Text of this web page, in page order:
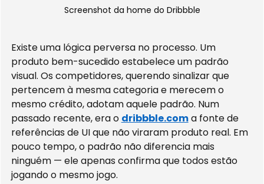
Screenshot da home do Dribbble
Existe uma lógica perversa no processo. Um
produto bem-sucedido estabelece um padrão
visual. Os competidores, querendo sinalizar que
pertencem à mesma categoria e merecem o
mesmo crédito, adotam aquele padrão. Num
passado recente, era o dribbble.com a fonte de
referências de UI que não viraram produto real. Em
pouco tempo, o padrão não diferencia mais
ninguém — ele apenas confirma que todos estão
jogando o mesmo jogo.